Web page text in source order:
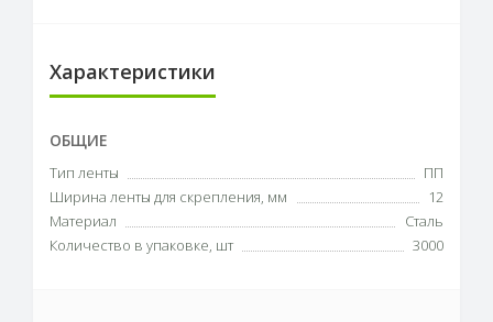
Характеристики
ОБЩИЕ
Тип ленты
ПП
Ширина ленты для скрепления, мм
12
Материал
Сталь
Количество в упаковке, шт
3000